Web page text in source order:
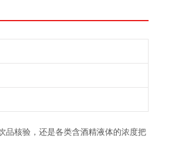
核验，还是各类含酒精液体的浓度把